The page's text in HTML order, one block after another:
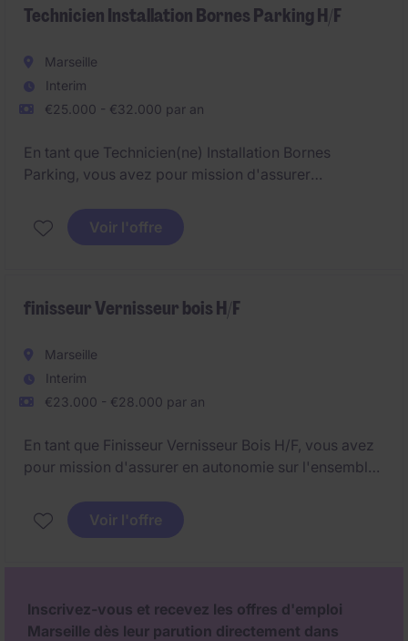
Technicien Installation Bornes Parking H/F
Marseille
Interim
€25.000 - €32.000 par an
En tant que Technicien(ne) Installation Bornes
Parking, vous avez pour mission d'assurer
parkings des clients dans la grande moitié sud de la
France.
Voir l'offre
finisseur Vernisseur bois H/F
Marseille
Interim
€23.000 - €28.000 par an
En tant que Finisseur Vernisseur Bois H/F, vous avez
pour mission d'assurer en autonomie sur l'ensemble
esthétique irréprochable, conforme aux exigences
du luxe.
Voir l'offre
Inscrivez-vous et recevez les offres d'emploi
Marseille dès leur parution directement dans